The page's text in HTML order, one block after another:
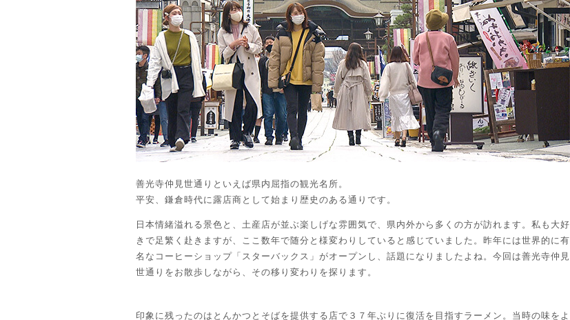
善光寺仲見世通りといえば県内屈指の観光名所。
平安、鎌倉時代に露店商として始まり歴史のある通りです。
日本情緒溢れる景色と、土産店が並ぶ楽しげな雰囲気で、県内外から多くの方が訪れます。私も大好
きで足繁く赴きますが、ここ数年で随分と様変わりしていると感じていました。昨年には世界的に有
名なコーヒーショップ「スターバックス」がオープンし、話題になりましたよね。今回は善光寺仲見
世通りをお散歩しながら、その移り変わりを探ります。
印象に残ったのはとんかつとそばを提供する店で３７年ぶりに復活を目指すラーメン。当時の味をよ